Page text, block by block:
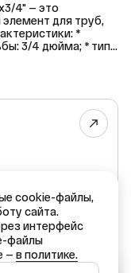
4" — это
для труб,
3/4 дюйма; * тип
* материал:
включая горячее
Она
что
к коррозии.
материалам
и
системах
cookie-файлы,
сайта.
интерфейс
файлы
— в политике.